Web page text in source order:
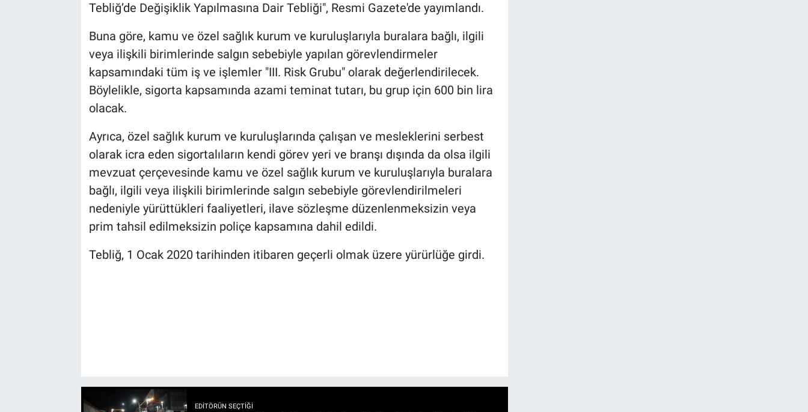
Tebliğ’de Değişiklik Yapılmasına Dair Tebliği", Resmi Gazete'de yayımlandı.
Buna göre, kamu ve özel sağlık kurum ve kuruluşlarıyla buralara bağlı, ilgili
veya ilişkili birimlerinde salgın sebebiyle yapılan görevlendirmeler
kapsamındaki tüm iş ve işlemler "III. Risk Grubu" olarak değerlendirilecek.
Böylelikle, sigorta kapsamında azami teminat tutarı, bu grup için 600 bin lira
olacak.
Ayrıca, özel sağlık kurum ve kuruluşlarında çalışan ve mesleklerini serbest
olarak icra eden sigortalıların kendi görev yeri ve branşı dışında da olsa ilgili
mevzuat çerçevesinde kamu ve özel sağlık kurum ve kuruluşlarıyla buralara
bağlı, ilgili veya ilişkili birimlerinde salgın sebebiyle görevlendirilmeleri
nedeniyle yürüttükleri faaliyetleri, ilave sözleşme düzenlenmeksizin veya
prim tahsil edilmeksizin poliçe kapsamına dahil edildi.
Tebliğ, 1 Ocak 2020 tarihinden itibaren geçerli olmak üzere yürürlüğe girdi.
EDITÖRÜN SEÇTIĞI